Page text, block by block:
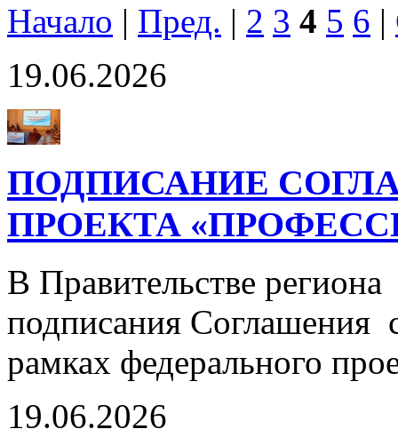
Начало | Пред. | 2 3 4 5 6 |
19.06.2026
ПОДПИСАНИЕ
ПРОЕКТА
В Правительстве
подписания Соглашения
рамках федерального
19.06.2026